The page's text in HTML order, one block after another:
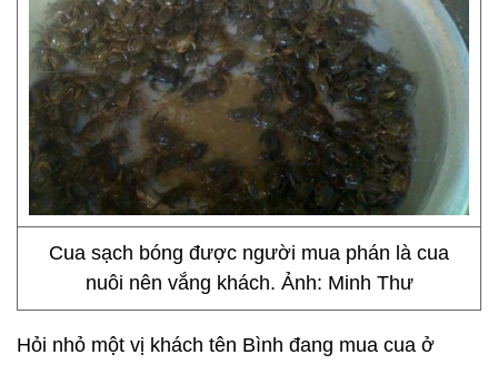
Cua sạch bóng được người mua phán là cua
nuôi nên vắng khách. Ảnh: Minh Thư
Hỏi nhỏ một vị khách tên Bình đang mua cua ở